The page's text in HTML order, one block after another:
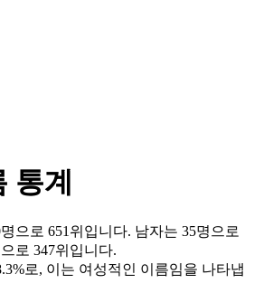
통계
으로 651위입니다. 남자는 35명으로
로 347위입니다.
%로, 이는 여성적인 이름임을 나타냅